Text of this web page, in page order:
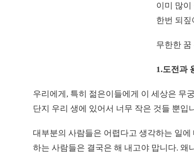
이미 많이
한번 되짚
무한한 꿈
1.도전과
우리에게, 특히 젊은이들에게 이 세상은 무
단지 우리 생에 있어서 너무 작은 것들 뿐입
대부분의 사람들은 어렵다고 생각하는 일
하는 사람들은 결국은 해 내고야 맙니다.